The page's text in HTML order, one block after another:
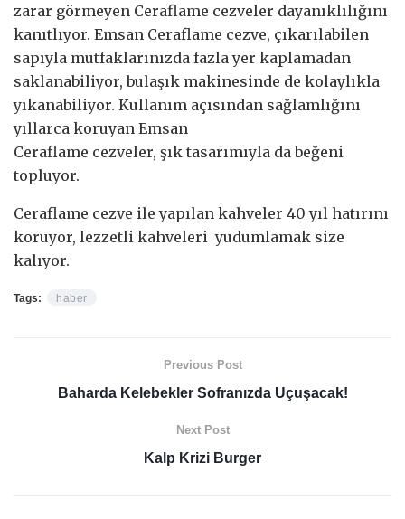
zarar görmeyen Ceraflame cezveler dayanıklılığını
kanıtlıyor. Emsan Ceraflame cezve, çıkarılabilen
sapıyla mutfaklarınızda fazla yer kaplamadan
saklanabiliyor, bulaşık makinesinde de kolaylıkla
yıkanabiliyor. Kullanım açısından sağlamlığını
yıllarca koruyan Emsan
Ceraflame cezveler, şık tasarımıyla da beğeni
topluyor.
Ceraflame cezve ile yapılan kahveler 40 yıl hatırını
koruyor, lezzetli kahveleri yudumlamak size
kalıyor.
Tags: haber
Previous Post
Baharda Kelebekler Sofranızda Uçuşacak!
Next Post
Kalp Krizi Burger